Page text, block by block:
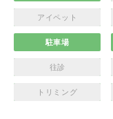
アイペット
駐車場
往診
トリミング